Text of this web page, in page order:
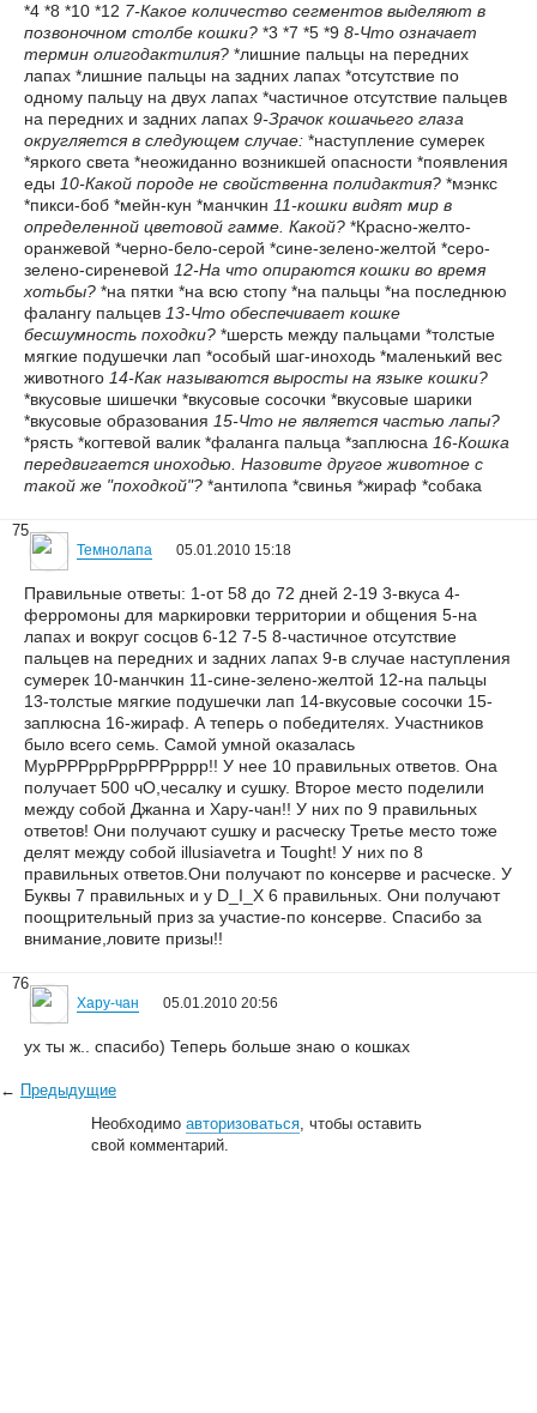
*4 *8 *10 *12 7-Какое количество сегментов выделяют в
позвоночном столбе кошки? *3 *7 *5 *9 8-Что означает
термин олигодактилия? *лишние пальцы на передних
лапах *лишние пальцы на задних лапах *отсутствие по
одному пальцу на двух лапах *частичное отсутствие пальцев
на передних и задних лапах 9-Зрачок кошачьего глаза
округляется в следующем случае: *наступление сумерек
*яркого света *неожиданно возникшей опасности *появления
еды 10-Какой породе не свойственна полидактия? *мэнкс
*пикси-боб *мейн-кун *манчкин 11-кошки видят мир в
определенной цветовой гамме. Какой? *Красно-желто-
оранжевой *черно-бело-серой *сине-зелено-желтой *серо-
зелено-сиреневой 12-На что опираются кошки во время
хотьбы? *на пятки *на всю стопу *на пальцы *на последнюю
фалангу пальцев 13-Что обеспечивает кошке
бесшумность походки? *шерсть между пальцами *толстые
мягкие подушечки лап *особый шаг-иноходь *маленький вес
животного 14-Как называются выросты на языке кошки?
*вкусовые шишечки *вкусовые сосочки *вкусовые шарики
*вкусовые образования 15-Что не является частью лапы?
*рясть *когтевой валик *фаланга пальца *заплюсна 16-Кошка
передвигается иноходью. Назовите другое животное с
такой же "походкой"? *антилопа *свинья *жираф *собака
75
Темнолапа 05.01.2010 15:18
Правильные ответы: 1-от 58 до 72 дней 2-19 3-вкуса 4-
ферромоны для маркировки территории и общения 5-на
лапах и вокруг сосцов 6-12 7-5 8-частичное отсутствие
пальцев на передних и задних лапах 9-в случае наступления
сумерек 10-манчкин 11-сине-зелено-желтой 12-на пальцы
13-толстые мягкие подушечки лап 14-вкусовые сосочки 15-
заплюсна 16-жираф. А теперь о победителях. Участников
было всего семь. Самой умной оказалась
МурРРРррРррРРРрррр!! У нее 10 правильных ответов. Она
получает 500 чО,чесалку и сушку. Второе место поделили
между собой Джанна и Хару-чан!! У них по 9 правильных
ответов! Они получают сушку и расческу Третье место тоже
делят между собой illusiavetra и Tought! У них по 8
правильных ответов.Они получают по консерве и расческе. У
Буквы 7 правильных и у D_I_X 6 правильных. Они получают
поощрительный приз за участие-по консерве. Спасибо за
внимание,ловите призы!!
76
Хару-чан 05.01.2010 20:56
ух ты ж.. спасибо) Теперь больше знаю о кошках
← Предыдущие
Необходимоавторизоваться, чтобы оставить
свой комментарий.